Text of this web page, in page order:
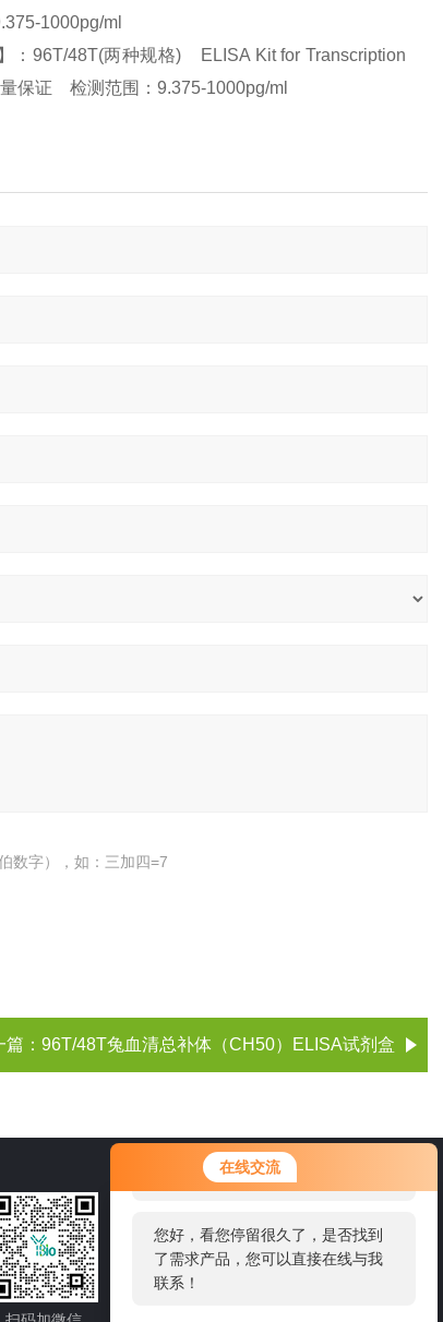
在线交流
您好！欢迎前来咨询，很高兴为您
服务，请问您要咨询什么问题呢？
您好，看您停留很久了，是否找到
了需求产品，您可以直接在线与我
联系！
1000pg/ml
96T/48T(两种规格) ELISA Kit for Transcription
保证 检测范围：9.375-1000pg/ml
数字），如：三加四=7
： 96T/48T兔血清总补体（CH50）ELISA试剂盒
邮箱：sale1@shybsw.net
地址：上海市沪闵路6088号龙之梦大厦8